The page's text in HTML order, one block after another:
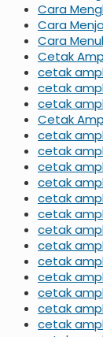
Cara
Cara
Cara
Cetak
cetak
cetak
cetak
Cetak
cetak
cetak
cetak
cetak
cetak
cetak
cetak
cetak
cetak
cetak
cetak
cetak
cetak